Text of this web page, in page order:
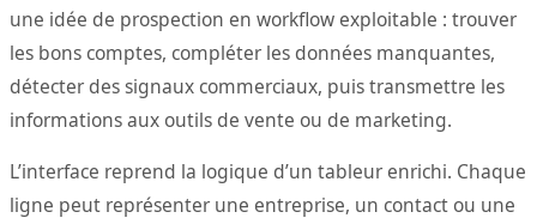
une idée de prospection en workflow exploitable : trouver
les bons comptes, compléter les données manquantes,
détecter des signaux commerciaux, puis transmettre les
informations aux outils de vente ou de marketing.
L’interface reprend la logique d’un tableur enrichi. Chaque
ligne peut représenter une entreprise, un contact ou une